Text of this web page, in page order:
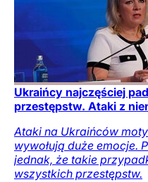
Ukraińcy najczęściej
przestępstw. Ataki z
Ataki na Ukraińców
wywołują duże emocje.
jednak, że takie
wszystkich przestępstw.